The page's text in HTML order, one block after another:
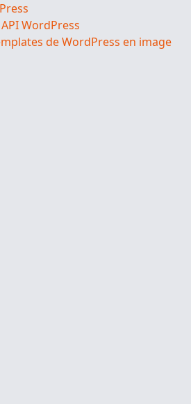
WordPress
de WordPress en image